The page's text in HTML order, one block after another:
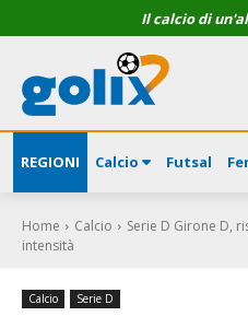
Il calcio di
REGIONI Calcio Futsal
Home Calcio
Serie D Girone D,
intensità
Calcio Serie D